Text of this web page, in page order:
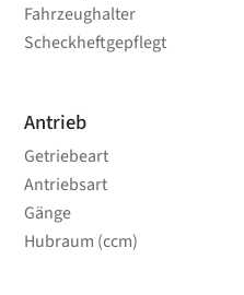
Fahrzeughalter
Scheckheftgepflegt
Antrieb
Getriebeart
Antriebsart
Gänge
Hubraum (ccm)